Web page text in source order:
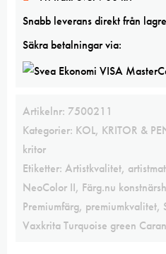
NeoColor
mängd
Snabb leverans direkt från
Säkra betalningar via:
Artikelnr: 7500211
Kategorier: KOL, KRITOR &
kritor
Etiketter: Artistkvalitet,
NeoColor II, Färg.nu
Premiumfärg, premiumkvalitet,
Vaxkrita Turquoise green